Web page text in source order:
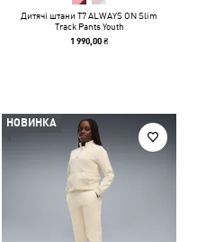
Дитячі штани T7 ALWAYS ON Slim
Track Pants Youth
1 990,00 ₴
НОВИНКА